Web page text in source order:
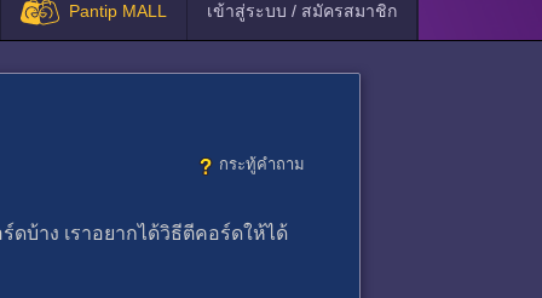
Pantip MALL เข้าสู่ระบบ / สมัครสมาชิก
กระทู้คำถาม
บ้าง เราอยากได้วิธีตีคอร์ดให้ได้